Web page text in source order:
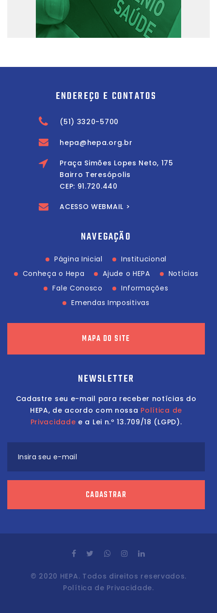
ENDEREÇO E CONTATOS
(51) 3320-5700
hepa@hepa.org.br
Praça Simões Lopes Neto, 175
Bairro Teresópolis
CEP: 91.720.440
ACESSO WEBMAIL >
NAVEGAÇÃO
Página Inicial
Institucional
Conheça o Hepa
Ajude o HEPA
Notícias
Fale Conosco
Informações
Emendas Impositivas
MAPA DO SITE
NEWSLETTER
Cadastre seu e-mail para receber notícias do
HEPA, de acordo com nossa Política de
Privacidade e a Lei n.º 13.709/18 (LGPD).
Insira seu e-mail
CADASTRAR
© 2020 HEPA. Todos direitos reservados.
Política de Privacidade.